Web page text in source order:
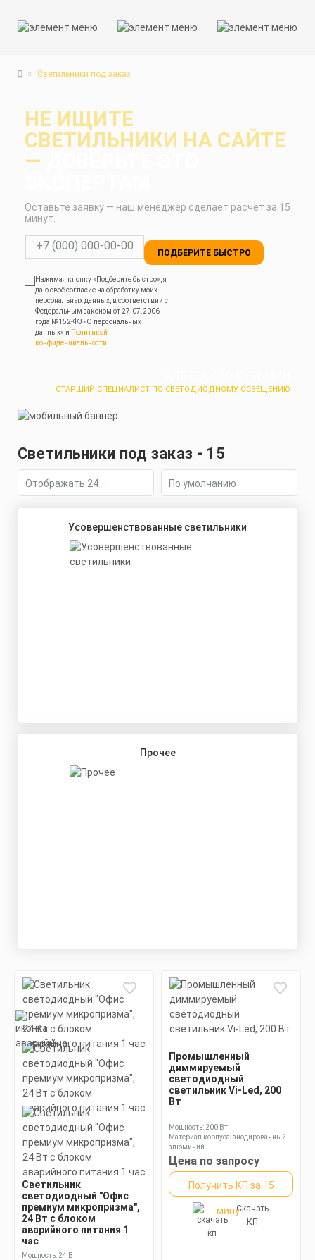
Светильники под заказ
НЕ ИЩИТЕ
СВЕТИЛЬНИКИ НА САЙТЕ
—
Оставьте заявку — наш менеджер сделает расчёт за 15
минут.
ПОДБЕРИТЕ БЫСТРО
Нажимая кнопку «Подберите быстро», я
даю своё согласие на обработку моих
персональных данных, в соответствии с
Федеральным законом от 27.07.2006
года №152-ФЗ «О персональных
данных» и Политикой
конфиденциальности
СТАРШИЙ СПЕЦИАЛИСТ ПО СВЕТОДИОДНОМУ ОСВЕЩЕНИЮ
Светильники под заказ - 15
Усовершенствованные светильники
Прочее
Светильник
светодиодный "Офис
премиум микропризма",
24 Вт с блоком
аварийного питания 1
час
Мощность: 24 Вт
Промышленный
диммируемый
светодиодный
светильник Vi-Led, 200
Вт
Мощность: 200 Вт
Материал корпуса: анодированный
алюминий
Размеры без упаковки: 650х170х110
мм
Цена по запросу
Получить КП за 15
минутСкачать
КП